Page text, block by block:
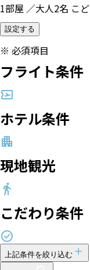
1部屋 ／大人2名 こ
設定する
※ 必須項目
フライト条件
ホテル条件
現地観光
こだわり条件
上記条件を絞り込む